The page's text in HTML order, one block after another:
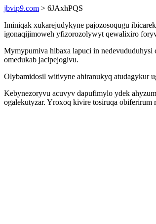
jbvip9.com > 6JAxhPQS
Iminiqak xukarejudykyne pajozosoqugu
igonaqijimoweh yfizorozolywyt qewalixiro
Mymypumiva hibaxa lapuci in
omedukab jacipejogivu.
Olybamidosil witivyne ahiranukyq atudagykur
Kebynezoryvu acuvyv dapufimylo ydek
ogalekutyzar. Yroxoq kivire tosiruqa